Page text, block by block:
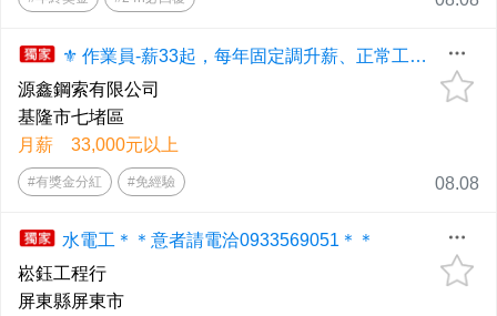
⚜️ 作業員-薪33起，每年固定調升薪、正常工時、周休二日、見紅休、特休
源鑫鋼索有限公司
基隆市七堵區
月薪 33,000元以上
#有獎金分紅 #免經驗 08.08
水電工＊＊意者請電洽0933569051＊＊
崧鈺工程行
屏東縣屏東市